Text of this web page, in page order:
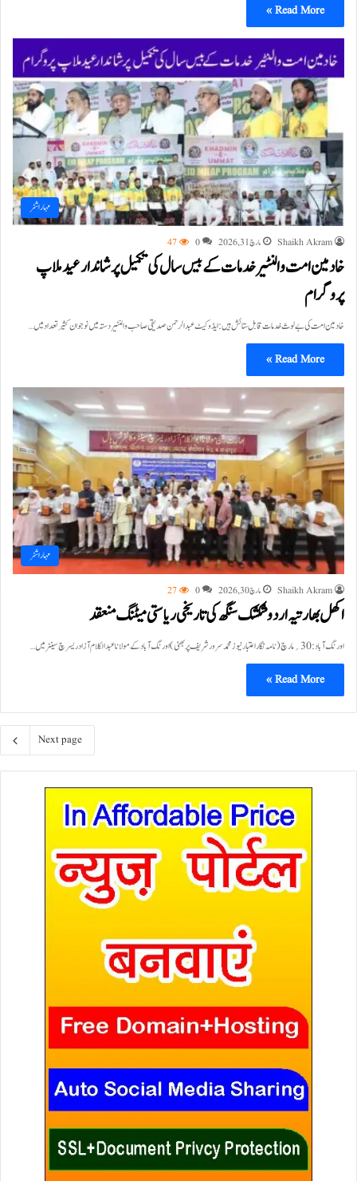
Read More »
مہاراشٹر
Shaikh Akram مارچ 31, 2026 0
47
خادمین امت والنٹیر خدمات کے بیس سال کی تکمیل پر شاندار عید ملاپ
پروگرام
خادمین امت کی بے لوث خدمات قابل ستائش ہیں: ایڈوکیٹ عبدالرحمن صدیقی صاحب والنٹیر دستہ میں نوجوان کثیر تعداد میں…
Read More »
مہاراشٹر
Shaikh Akram مارچ 30, 2026 0
27
اکھل بھارتیہ اردو شکشک سنگھ کی تاریخی ریاستی میٹنگ منعقد
اورنگ آباد:30؍مارچ ( نامہ نگار اعتبار نیوز محمد سرور شریف پربھنی) اورنگ آباد کے مولانا عبدالکلام آزاد ریسرچ سینٹر میں…
Read More »
Next page